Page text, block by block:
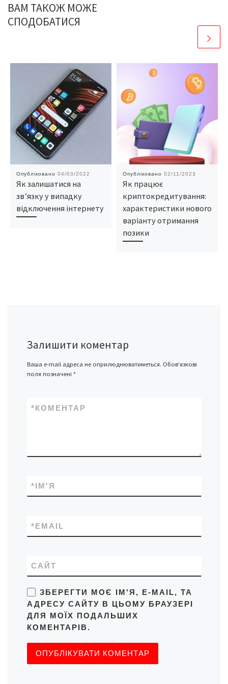
ВАМ ТАКОЖ МОЖЕ
СПОДОБАТИСЯ
Опубліковано 04/03/2022
Як залишатися на
зв’язку у випадку
відключення інтернету
Опубліковано 02/11/2023
Як працює
криптокредитування:
характеристики нового
варіанту отримання
позики
Залишити коментар
Ваша e-mail адреса не оприлюднюватиметься. Обов’язкові
поля позначені *
КОМЕНТАР
*
ІМ'Я
*
EMAIL
*
САЙТ
ЗБЕРЕГТИ МОЄ ІМ'Я, E-MAIL, ТА
АДРЕСУ САЙТУ В ЦЬОМУ БРАУЗЕРІ
ДЛЯ МОЇХ ПОДАЛЬШИХ
КОМЕНТАРІВ.